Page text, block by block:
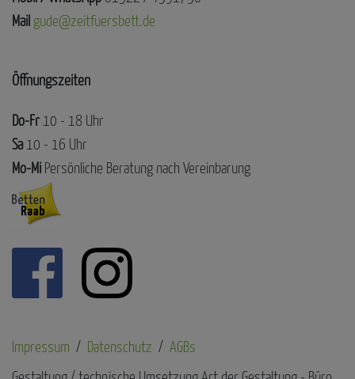
Mail gude@zeitfuersbett.de
Öffnungszeiten
Do-Fr 10 - 18 Uhr
Sa 10 - 16 Uhr
Mo-Mi Persönliche Beratung nach Vereinbarung
Impressum Datenschutz
AGBs